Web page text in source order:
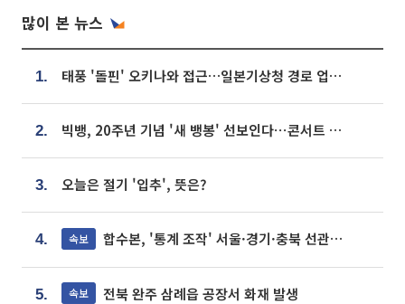
많이 본 뉴스
1. 태풍 '돌핀' 오키나와 접근…일본기상청 경로 업데이트
2. 빅뱅, 20주년 기념 '새 뱅봉' 선보인다⋯콘서트 앞두고 팝업 개최
3. 오늘은 절기 '입추', 뜻은?
4. 속보 합수본, '통계 조작' 서울·경기·충북 선관위 등 추가 압수수색
5. 속보 전북 완주 삼례읍 공장서 화재 발생